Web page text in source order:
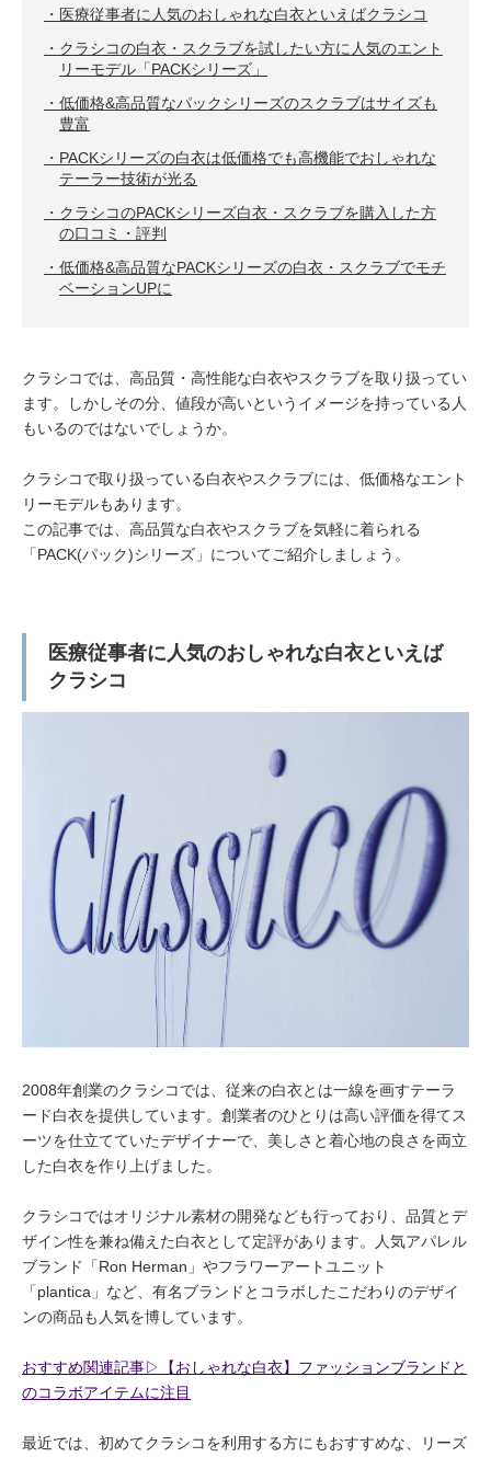
医療従事者に人気のおしゃれな白衣といえばクラシコ
クラシコの白衣・スクラブを試したい方に人気のエント
リーモデル「PACKシリーズ」
低価格&高品質なパックシリーズのスクラブはサイズも
豊富
PACKシリーズの白衣は低価格でも高機能でおしゃれな
テーラー技術が光る
クラシコのPACKシリーズ白衣・スクラブを購入した方
の口コミ・評判
低価格&高品質なPACKシリーズの白衣・スクラブでモチ
ベーションUPに
クラシコでは、高品質・高性能な白衣やスクラブを取り扱ってい
ます。しかしその分、値段が高いというイメージを持っている人
もいるのではないでしょうか。
クラシコで取り扱っている白衣やスクラブには、低価格なエント
リーモデルもあります。
この記事では、高品質な白衣やスクラブを気軽に着られる
「PACK(パック)シリーズ」についてご紹介しましょう。
医療従事者に人気のおしゃれな白衣といえば
クラシコ
2008年創業のクラシコでは、従来の白衣とは一線を画すテーラ
ード白衣を提供しています。創業者のひとりは高い評価を得てス
ーツを仕立てていたデザイナーで、美しさと着心地の良さを両立
した白衣を作り上げました。
クラシコではオリジナル素材の開発なども行っており、品質とデ
ザイン性を兼ね備えた白衣として定評があります。人気アパレル
ブランド「Ron Herman」やフラワーアートユニット
「plantica」など、有名ブランドとコラボしたこだわりのデザイ
ンの商品も人気を博しています。
おすすめ関連記事▷【おしゃれな白衣】ファッションブランドと
のコラボアイテムに注目
最近では、初めてクラシコを利用する方にもおすすめな、リーズ